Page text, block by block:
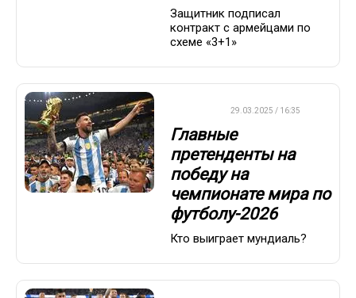
Защитник подписал
контракт с армейцами по
схеме «3+1»
29.03.2025 / 16:35
Главные
претенденты на
победу на
чемпионате мира по
футболу-2026
Кто выиграет мундиаль?